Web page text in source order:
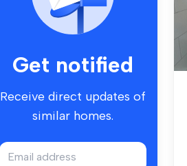
Get notified
Receive direct updates of
similar homes.